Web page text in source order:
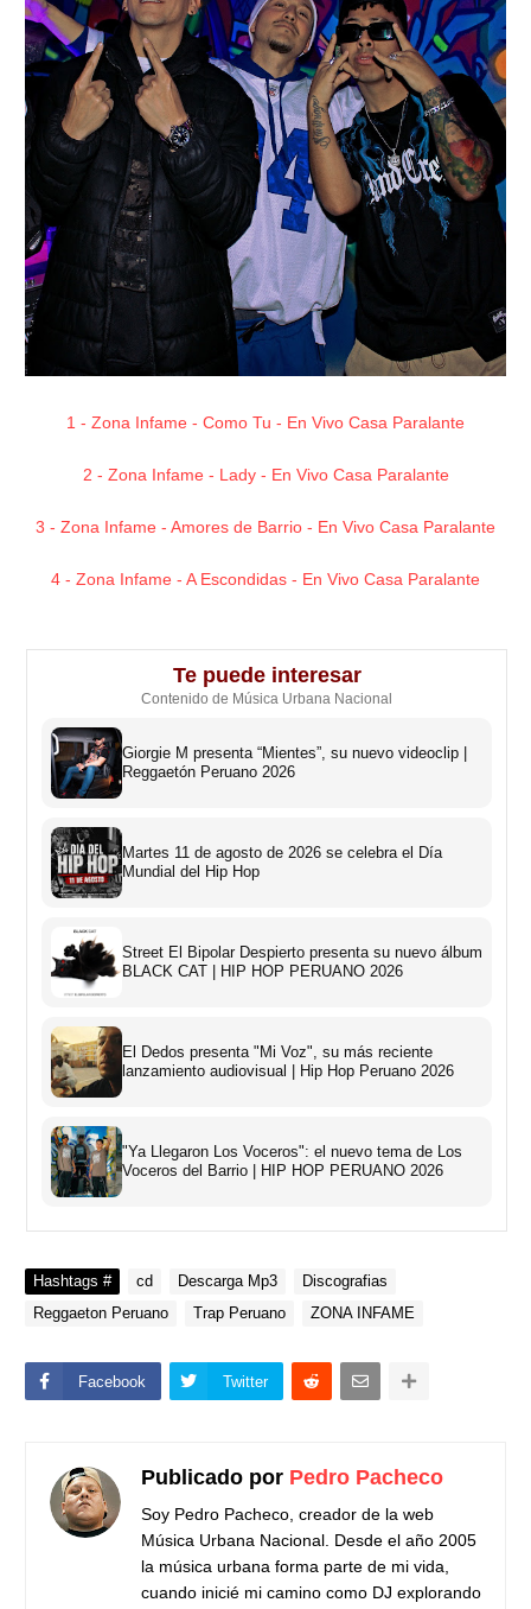
1 - Zona Infame - Como Tu - En Vivo Casa Paralante
2 - Zona Infame - Lady - En Vivo Casa Paralante
3 - Zona Infame - Amores de Barrio - En Vivo Casa Paralante
4 - Zona Infame - A Escondidas - En Vivo Casa Paralante
Te puede interesar
Contenido de Música Urbana Nacional
Giorgie M presenta “Mientes”, su nuevo videoclip |
Reggaetón Peruano 2026
Martes 11 de agosto de 2026 se celebra el Día
Mundial del Hip Hop
Street El Bipolar Despierto presenta su nuevo álbum
BLACK CAT | HIP HOP PERUANO 2026
El Dedos presenta "Mi Voz", su más reciente
lanzamiento audiovisual | Hip Hop Peruano 2026
"Ya Llegaron Los Voceros": el nuevo tema de Los
Voceros del Barrio | HIP HOP PERUANO 2026
Hashtags # cd Descarga Mp3
Discografias
Reggaeton Peruano
Trap Peruano ZONA INFAME
Facebook Twitter
Publicado por Pedro Pacheco
Soy Pedro Pacheco, creador de la web
Música Urbana Nacional. Desde el año 2005
la música urbana forma parte de mi vida,
cuando inicié mi camino como DJ explorando